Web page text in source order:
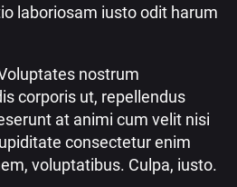
laboriosam iusto odit harum
nostrum
corporis ut, repellendus
at animi cum velit nisi
consectetur enim
voluptatibus. Culpa, iusto.